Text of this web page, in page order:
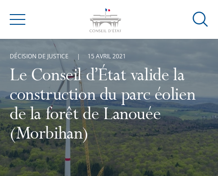
Menu
Ouvrir
Le Conseil d’État valide la
construction du parc éolien
de la forêt de Lanouée
(Morbihan)
DÉCISION DE JUSTICE 15 AVRIL 2021